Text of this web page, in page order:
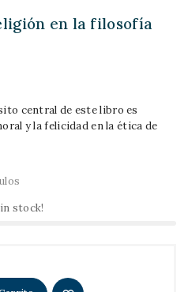
en la filosofía
central de este libro es
y la felicidad en la ética de
stock!